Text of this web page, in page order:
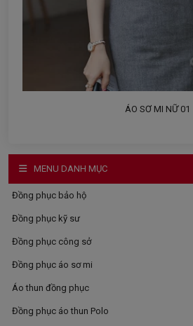
ÁO SƠ MI NỮ 01
MENU DANH MỤC
Đồng phục bảo hộ
Đồng phục kỹ sư
Đồng phục công sở
Đồng phục áo sơ mi
Áo thun đồng phục
Đồng phục áo thun Polo